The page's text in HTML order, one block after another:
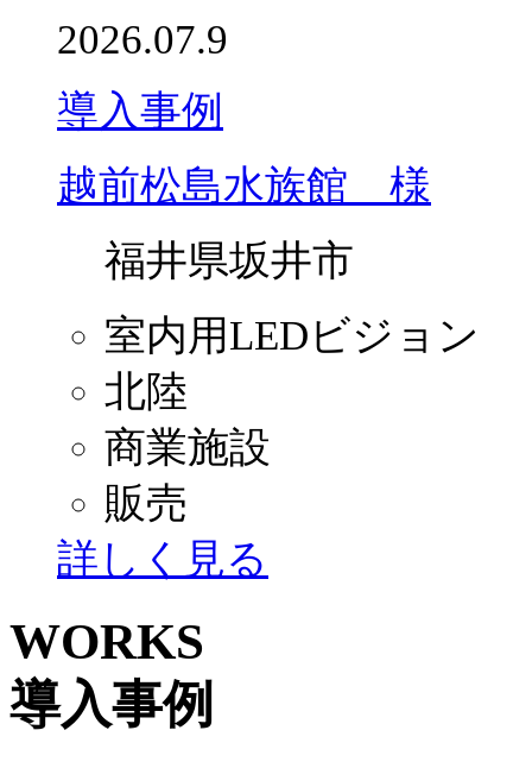
2026.07.9
導入事例
越前松島水族館 様
福井県坂井市
室内用LEDビジョン
北陸
商業施設
販売
詳しく見る
WORKS
導入事例